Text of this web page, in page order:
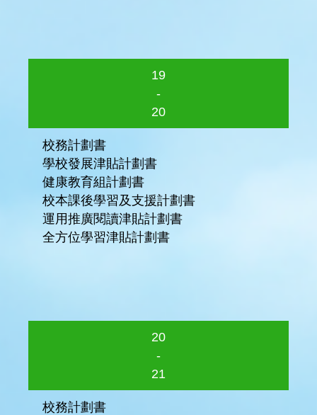
19
-
20
校務計劃書
學校發展津貼計劃書
健康教育組計劃書
校本課後學習及支援計劃書
運用推廣閱讀津貼計劃書
全方位學習津貼計劃書
20
-
21
校務計劃書